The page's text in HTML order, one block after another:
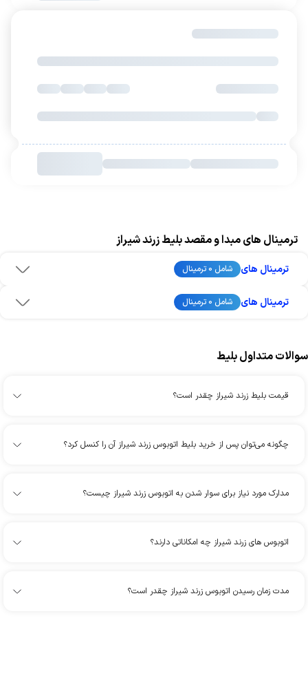
ترمینال های مبدا و مقصد بلیط زرند شیراز
ترمینال های شامل 0 ترمینال
ترمینال های شامل 0 ترمینال
سوالات متداول بلیط
قیمت بلیط زرند شیراز چقدر است؟
چگونه می‌توان پس از خرید بلیط اتوبوس زرند شیراز آن را کنسل کرد؟
مدارک مورد نیاز برای سوار شدن به اتوبوس زرند شیراز چیست؟
اتوبوس های زرند شیراز چه امکاناتی دارند؟
مدت زمان رسیدن اتوبوس زرند شیراز چقدر است؟